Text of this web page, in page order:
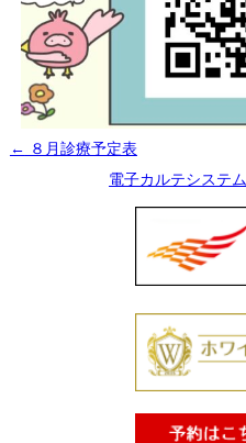
← ８月診療予定表
電子カルテシステ